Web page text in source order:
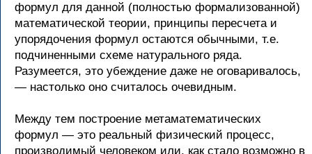
формул для данной (полностью формализованной)
математической теории, принципы пересчета и
упорядочения формул остаются обычными, т.е.
подчиненными схеме натурального ряда.
Разумеется, это убеждение даже не оговаривалось,
— настолько оно считалось очевидным.
Между тем построение метаматематических
формул — это реальный физический процесс,
производимый человеком или, как стало возможно в